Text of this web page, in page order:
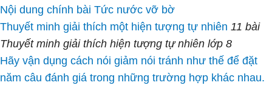
Nội dung chính bài Tức nước vỡ bờ
Thuyết minh giải thích một hiện tượng tự nhiên 11 bài
Thuyết minh giải thích hiện tượng tự nhiên lớp 8
Hãy vận dụng cách nói giảm nói tránh như thế để đặt
năm câu đánh giá trong những trường hợp khác nhau.